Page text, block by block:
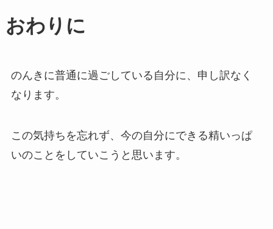
おわりに
のんきに普通に過ごしている自分に、申し訳なく
なります。
この気持ちを忘れず、今の自分にできる精いっぱ
いのことをしていこうと思います。